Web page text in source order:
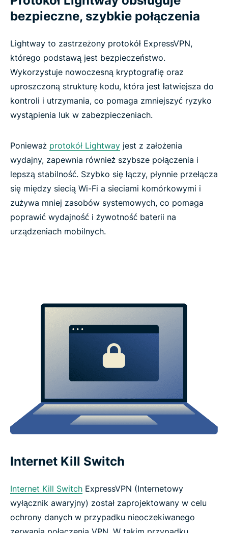
bezpieczne, szybkie połączenia
Lightway to zastrzeżony protokół ExpressVPN,
którego podstawą jest bezpieczeństwo.
Wykorzystuje nowoczesną kryptografię oraz
uproszczoną strukturę kodu, która jest łatwiejsza do
kontroli i utrzymania, co pomaga zmniejszyć ryzyko
wystąpienia luk w zabezpieczeniach.
Ponieważ protokół Lightway jest z założenia
wydajny, zapewnia również szybsze połączenia i
lepszą stabilność. Szybko się łączy, płynnie przełącza
się między siecią Wi-Fi a sieciami komórkowymi i
zużywa mniej zasobów systemowych, co pomaga
poprawić wydajność i żywotność baterii na
urządzeniach mobilnych.
Internet Kill Switch
Internet Kill Switch ExpressVPN (Internetowy
wyłącznik awaryjny) został zaprojektowany w celu
ochrony danych w przypadku nieoczekiwanego